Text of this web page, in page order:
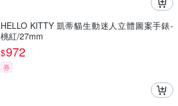
HELLO KITTY 凱蒂貓生動迷人立體圖案手錶-
桃紅/27mm
$972
券